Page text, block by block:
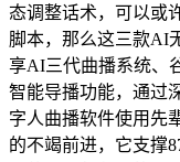
态调整话术，可以或
脚本，那么这三款AI
享AI三代曲播系统、
智能导播功能，通过
字人曲播软件使用先
的不竭前进，它支撑